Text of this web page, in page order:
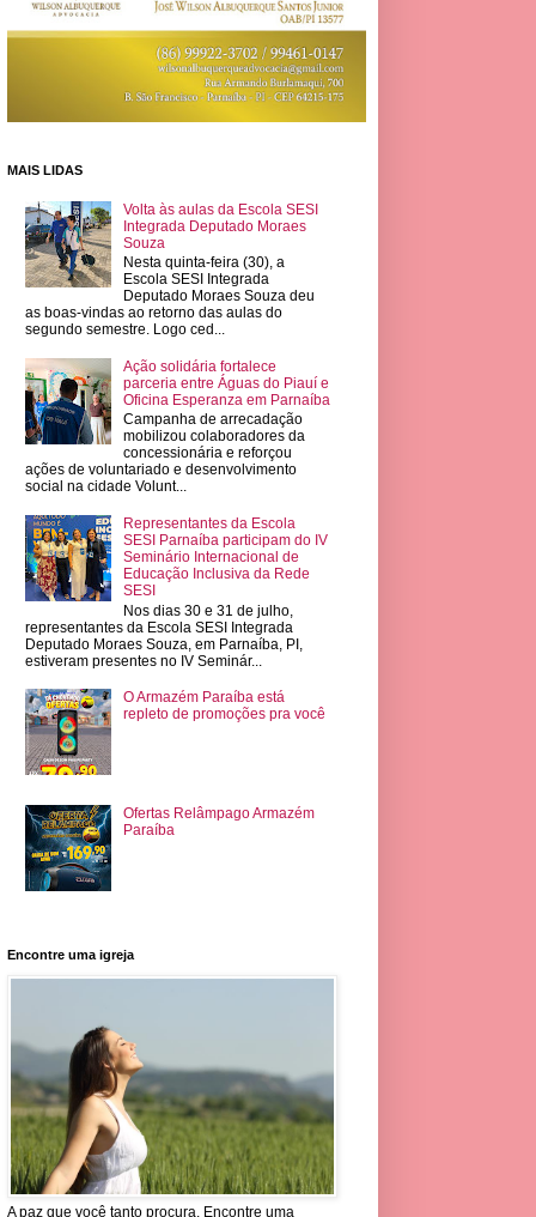
MAIS LIDAS
Volta às aulas da Escola SESI
Integrada Deputado Moraes
Souza
Nesta quinta-feira (30), a
Escola SESI Integrada
Deputado Moraes Souza deu
as boas-vindas ao retorno das aulas do
segundo semestre. Logo ced...
Ação solidária fortalece
parceria entre Águas do Piauí e
Oficina Esperanza em Parnaíba
Campanha de arrecadação
mobilizou colaboradores da
concessionária e reforçou
ações de voluntariado e desenvolvimento
social na cidade Volunt...
Representantes da Escola
SESI Parnaíba participam do IV
Seminário Internacional de
Educação Inclusiva da Rede
SESI
Nos dias 30 e 31 de julho,
representantes da Escola SESI Integrada
Deputado Moraes Souza, em Parnaíba, PI,
estiveram presentes no IV Seminár...
O Armazém Paraíba está
repleto de promoções pra você
Ofertas Relâmpago Armazém
Paraíba
Encontre uma igreja
A paz que você tanto procura. Encontre uma